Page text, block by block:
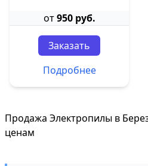
от950 руб.
Заказать
Подробнее
Продажа Электропилы в
ценам